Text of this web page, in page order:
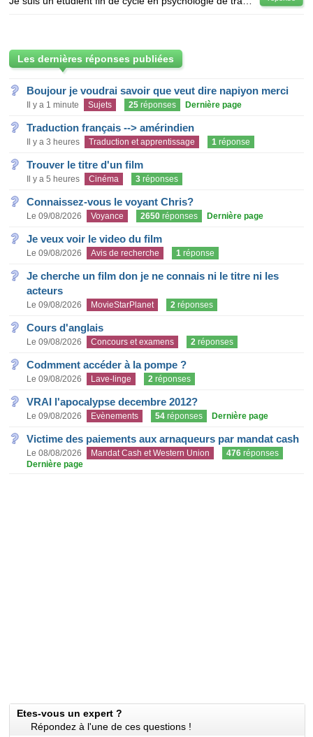
Les dernières réponses publiées
Boujour je voudrai savoir que veut dire napiyon merci
Il y a 1 minute Sujets 25 réponses Dernière page
Traduction français --> amérindien
Il y a 3 heures Traduction et apprentissage 1 réponse
Trouver le titre d'un film
Il y a 5 heures Cinéma 3 réponses
Connaissez-vous le voyant Chris?
Le 09/08/2026 Voyance 2650 réponses Dernière page
Je veux voir le video du film
Le 09/08/2026 Avis de recherche 1 réponse
Je cherche un film don je ne connais ni le titre ni les
acteurs
Le 09/08/2026 MovieStarPlanet 2 réponses
Cours d'anglais
Le 09/08/2026 Concours et examens 2 réponses
Codmment accéder à la pompe ?
Le 09/08/2026 Lave-linge 2 réponses
VRAI l'apocalypse decembre 2012?
Le 09/08/2026 Evènements 54 réponses Dernière page
Victime des paiements aux arnaqueurs par mandat cash
Le 08/08/2026 Mandat Cash et Western Union 476 réponses
Dernière page
Etes-vous un expert ?
Répondez à l'une de ces questions !